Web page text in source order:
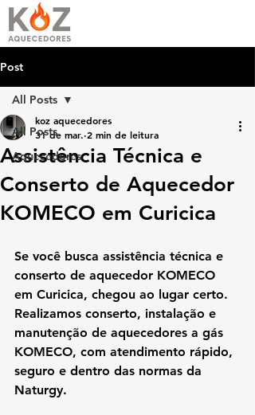
Post
All Posts
Aquecedores
All Posts
Assistência Técnica e
Conserto de Aquecedor
KOMECO em Curicica
koz aquecedores
31 de mar. 2 min de leitura
Se você busca assistência técnica e
conserto de aquecedor KOMECO
em Curicica, chegou ao lugar certo.
Realizamos conserto, instalação e
manutenção de aquecedores a gás
KOMECO, com atendimento rápido,
seguro e dentro das normas da
Naturgy.